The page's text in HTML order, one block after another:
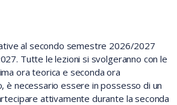
al secondo semestre 2026/2027
Tutte le lezioni si svolgeranno con le
ora teorica e seconda ora
è necessario essere in possesso di un
attivamente durante la seconda